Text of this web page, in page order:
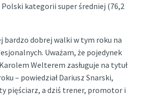
kategorii super średniej (76,2
bardzo dobrej walki w tym roku na
Uważam, że pojedynek
Welterem zasługuje na tytuł
– powiedział Dariusz Snarski,
pięściarz, a dziś trener, promotor i